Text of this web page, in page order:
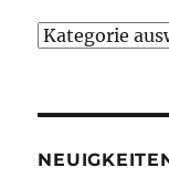
Neuigkeiten